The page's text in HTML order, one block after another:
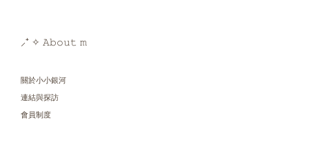
⸝⁺ ✧ 𝙰𝚋𝚘𝚞𝚝 𝚖
關於小小銀河
連結與探訪
會員制度